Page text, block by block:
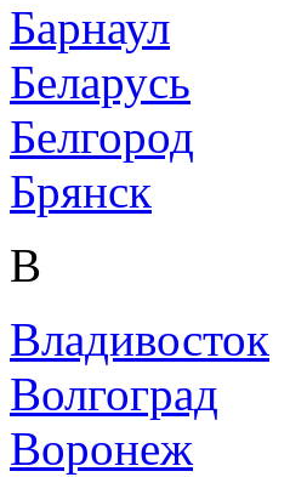
Барнаул
Беларусь
Белгород
Брянск
В
Владивосток
Волгоград
Воронеж